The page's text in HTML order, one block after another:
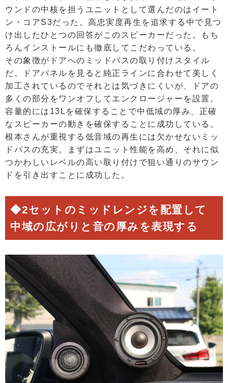
ウンドの中核を担うユニットとして選んだのはイート
ン・コアS3だった。高忠実度再生を追求する中で見つ
け出したひとつの回答がこのスピーカーだった。もち
ろんインストールにも徹底してこだわっている。
その象徴がドアへのミッドバスの取り付けスタイル
だ。ドアパネルを見ると純正ラインに合わせて美しく
加工されているのでそれとは気づきにくいが、ドアの
多くの部分をワンオフしてエンクロージャーを設置。
容量的には13Lを確保することで中低域の厚み、正確
なスピーカーの動きを確保することに成功している。
根本さんが重視する低音域の再生には欠かせないミッ
ドバスの充実。まずはユニット性能を高め、それに似
つかわしいレベルの高い取り付けで狙い通りのサウン
ドを引き出すことに成功した。
◆2セットのミッドレンジを配置して
中域の広がりと音の厚みを表現する